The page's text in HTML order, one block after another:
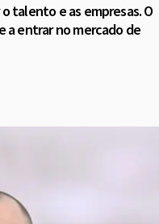
talento e as empresas. O
a entrar no mercado de